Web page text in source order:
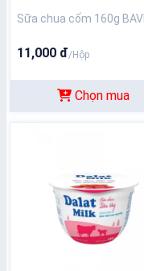
Sữa chua cốm 160g BAVI
11,000 đ/Hộp
Chọn mua